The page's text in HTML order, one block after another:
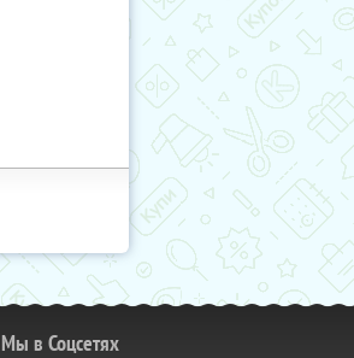
Мы в Соцсетях